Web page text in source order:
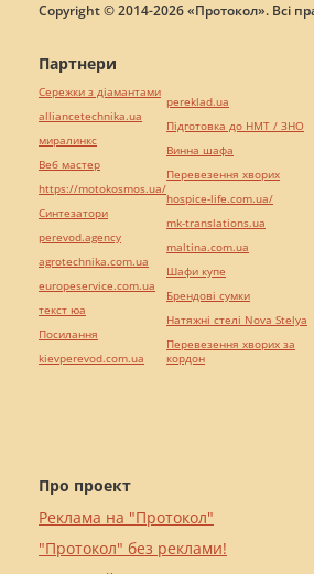
Copyright © 2014-2026 «Протокол». Всі
Про проект
Реклама на "Протокол"
"Протокол" без реклами!
Партнери
Сережки з діамантами
alliancetechnika.ua
миралинкс
Веб мастер
https://motokosmos.ua/
Синтезатори
perevod.agency
agrotechnika.com.ua
europeservice.com.ua
текст юа
Посилання
kievperevod.com.ua
pereklad.ua
Підготовка до НМТ / ЗНО
Винна шафа
Перевезення хворих
hospice-life.com.ua/
mk-translations.ua
maltina.com.ua
Шафи купе
Брендові сумки
Натяжні стелі Nova Stelya
Перевезення хворих за
кордон